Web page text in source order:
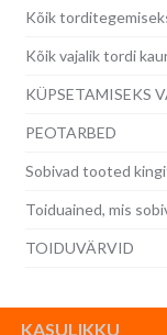
Kõik
Kõik vajalik tordi
KÜPSETAMISEKS
PEOTARBED
Sobivad tooted
Toiduained, mis
TOIDUVÄRVID
KASULIKKU